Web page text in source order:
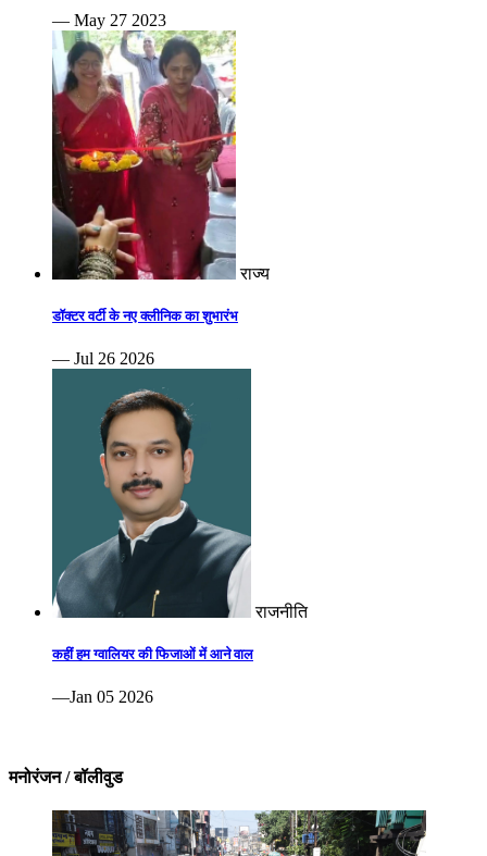
— May 27 2023
राज्य
डॉक्टर वर्टी के नए क्लीनिक का शुभारंभ
— Jul 26 2026
राजनीति
कहीं हम ग्वालियर की फिजाओं में आने वाल
—Jan 05 2026
मनोरंजन / बॉलीवुड